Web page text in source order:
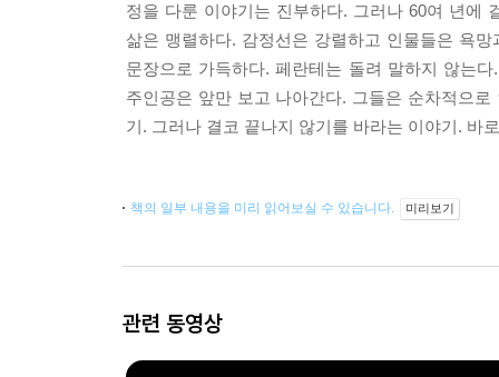
정을 다룬 이야기는 진부하다. 그러나 60여 년에
삶은 맹렬하다. 감정선은 강렬하고 인물들은 욕
문장으로 가득하다. 페란테는 돌려 말하지 않는
주인공은 앞만 보고 나아간다. 그들은 순차적으
기. 그러나 결코 끝나지 않기를 바라는 이야기. 바로
책의 일부 내용을 미리 읽어보실 수 있습니다. 미리보기
관련 동영상